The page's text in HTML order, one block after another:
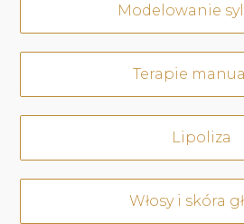
Modelowanie
Terapie
Lipoliza
Włosy i skóra